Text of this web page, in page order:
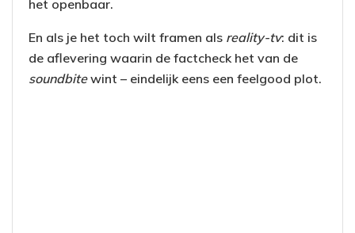
het openbaar.
En als je het toch wilt framen als reality-tv: dit is
de aflevering waarin de factcheck het van de
soundbitewint – eindelijk eens een feelgood plot.